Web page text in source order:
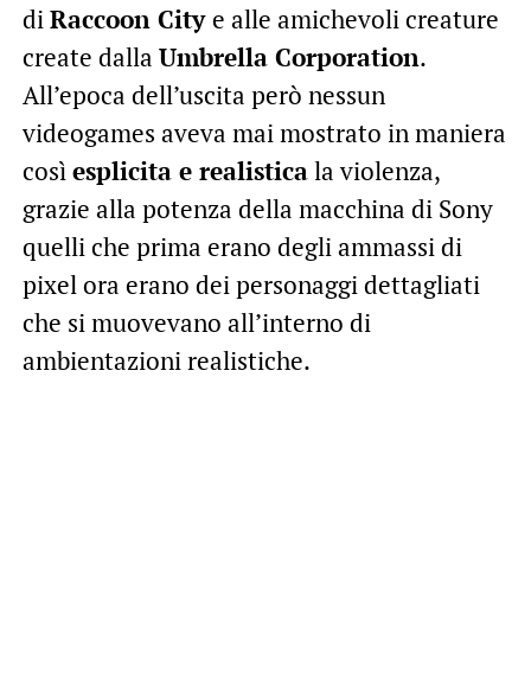
diRaccoon Citye alle amichevoli creature
create dalla Umbrella Corporation.
All’epoca dell’uscita però nessun
videogames aveva mai mostrato in maniera
cosìesplicita e realisticala violenza,
grazie alla potenza della macchina di Sony
quelli che prima erano degli ammassi di
pixel ora erano dei personaggi dettagliati
che si muovevano all’interno di
ambientazioni realistiche.